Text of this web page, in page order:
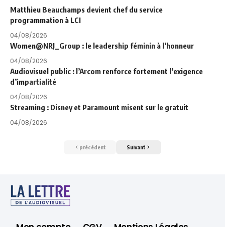
Matthieu Beauchamps devient chef du service
programmation à LCI
04/08/2026
Women@NRJ_Group : le leadership féminin à l’honneur
04/08/2026
Audiovisuel public : l’Arcom renforce fortement l’exigence
d’impartialité
04/08/2026
Streaming : Disney et Paramount misent sur le gratuit
04/08/2026
précédent Suivant